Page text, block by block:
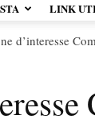
LINK
d’interesse